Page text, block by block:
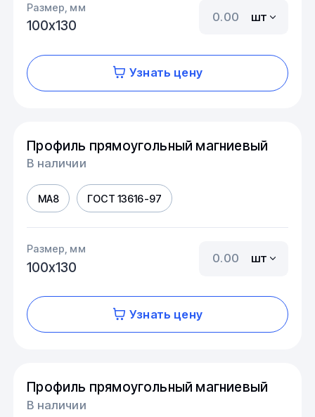
Размер, мм
100х130
шт
Узнать цену
Профиль прямоугольный магниевый
В наличии
МА8 ГОСТ 13616-97
Размер, мм
100х130
шт
Узнать цену
Профиль прямоугольный магниевый
В наличии